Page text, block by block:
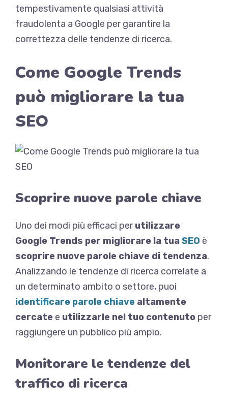
tempestivamente qualsiasi attività
fraudolenta a Google per garantire la
correttezza delle tendenze di ricerca.
Come Google Trends
può migliorare la tua
SEO
Scoprire nuove parole chiave
Uno dei modi più efficaci perutilizzare
Google Trends per migliorare la tuaSEO è
scoprire nuove parole chiave di tendenza.
Analizzando le tendenze di ricerca correlate a
un determinato ambito o settore, puoi
identificare parole chiave altamente
cercate e utilizzarle nel tuo contenuto per
raggiungere un pubblico più ampio.
Monitorare le tendenze del
traffico di ricerca